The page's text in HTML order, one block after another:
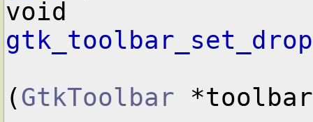
(GtkToolbar